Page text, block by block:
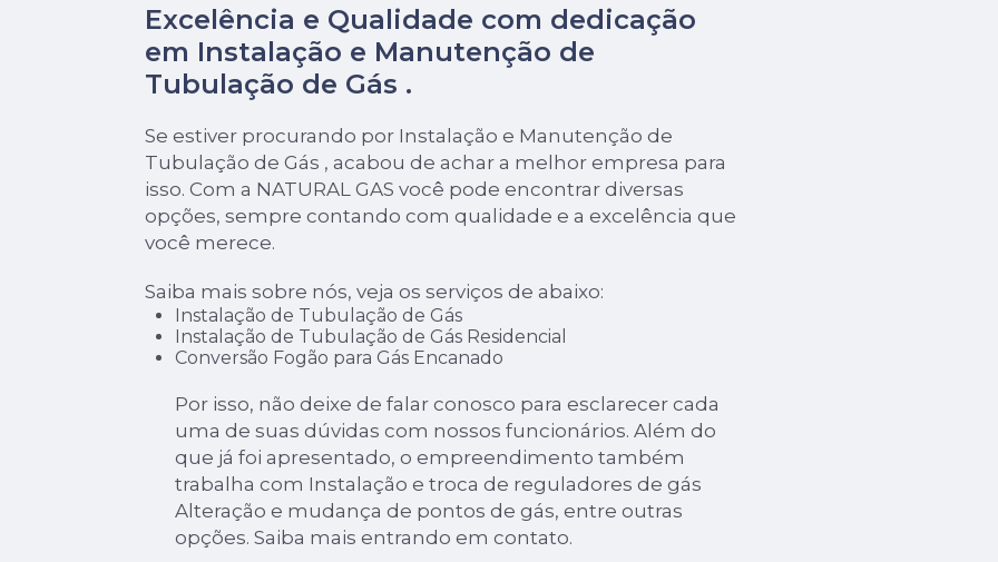
Excelência e Qualidade com dedicação
em Instalação e Manutenção de
Tubulação de Gás .
Se estiver procurando por Instalação e Manutenção de
Tubulação de Gás , acabou de achar a melhor empresa para
isso. Com a NATURAL GAS você pode encontrar diversas
opções, sempre contando com qualidade e a excelência que
você merece.
Saiba mais sobre nós, veja os serviços de abaixo:
Instalação de Tubulação de Gás
Instalação de Tubulação de Gás Residencial
Conversão Fogão para Gás Encanado
Por isso, não deixe de falar conosco para esclarecer cada
uma de suas dúvidas com nossos funcionários. Além do
que já foi apresentado, o empreendimento também
trabalha com Instalação e troca de reguladores de gás
Alteração e mudança de pontos de gás, entre outras
opções. Saiba mais entrando em contato.